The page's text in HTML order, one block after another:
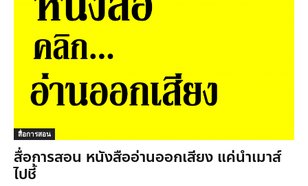
สื่อการสอน
สื่อการสอน หนังสืออ่านออกเสียง แค่นำเมาส์
ไปชี้